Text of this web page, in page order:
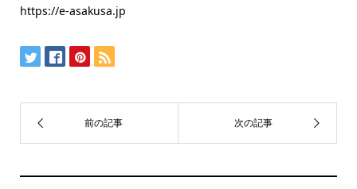
https://e-asakusa.jp